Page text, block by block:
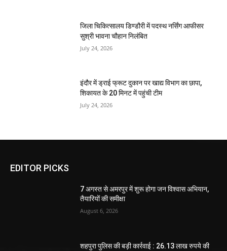
जिला चिकित्सालय डिण्डौरी में पदस्थ नर्सिंग आफीसर
सुश्री भावना चौहान निलंबित
July 24, 2026
इंदौर में ड्राई फ्रूट दुकान पर खाद्य विभाग का छापा,
शिकायत के 20 मिनट में पहुंची टीम
July 24, 2026
EDITOR PICKS
7 अगस्त से अमरपुर में शुरू होगा जन विश्वास अभियान,
तैयारियों की समीक्षा
August 6, 2026
शहपुरा पुलिस की बड़ी कार्रवाई : 26.13 लाख रुपये की